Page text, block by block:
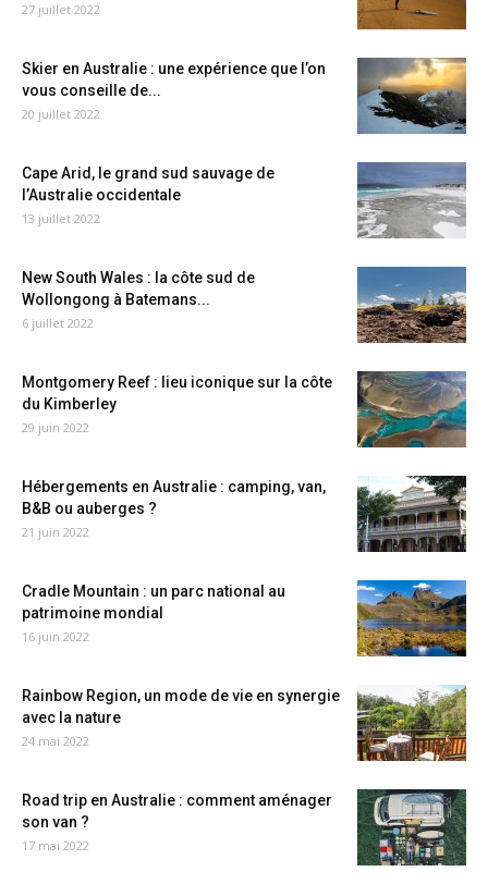
27 juillet 2022
Skier en Australie : une expérience que l’on
vous conseille de...
20 juillet 2022
Cape Arid, le grand sud sauvage de
l’Australie occidentale
13 juillet 2022
New South Wales : la côte sud de
Wollongong à Batemans...
6 juillet 2022
Montgomery Reef : lieu iconique sur la côte
du Kimberley
29 juin 2022
Hébergements en Australie : camping, van,
B&B ou auberges ?
21 juin 2022
Cradle Mountain : un parc national au
patrimoine mondial
16 juin 2022
Rainbow Region, un mode de vie en synergie
avec la nature
24 mai 2022
Road trip en Australie : comment aménager
son van ?
17 mai 2022